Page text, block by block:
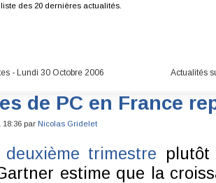
des 20 dernières actualités.
- Lundi 30 Octobre 2006 Actualités
de PC en France
18:36 par Nicolas Gridelet
deuxième trimestre plutôt
estime que la